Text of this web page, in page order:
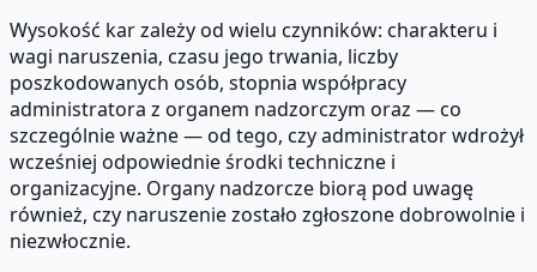
Wysokość kar zależy od wielu czynników: charakteru i
wagi naruszenia, czasu jego trwania, liczby
poszkodowanych osób, stopnia współpracy
administratora z organem nadzorczym oraz — co
szczególnie ważne — od tego, czy administrator wdrożył
wcześniej odpowiednie środki techniczne i
organizacyjne. Organy nadzorcze biorą pod uwagę
również, czy naruszenie zostało zgłoszone dobrowolnie i
niezwłocznie.